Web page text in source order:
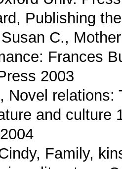
Publishing
C.,
Frances
2003
Novel
and culture
Family,